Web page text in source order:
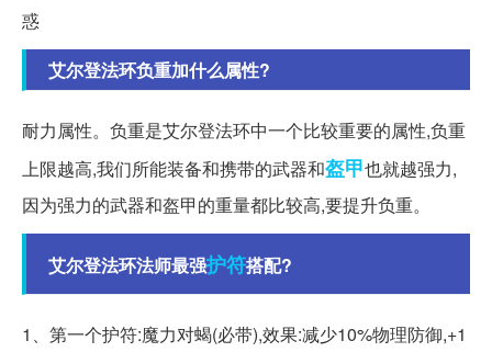
惑
艾尔登法环负重加什么属性?
耐力属性。负重是艾尔登法环中一个比较重要的属性,负重
上限越高,我们所能装备和携带的武器和盔甲也就越强力,
因为强力的武器和盔甲的重量都比较高,要提升负重。
艾尔登法环法师最强护符搭配?
1、第一个护符:魔力对蝎(必带),效果:减少10%物理防御,+1